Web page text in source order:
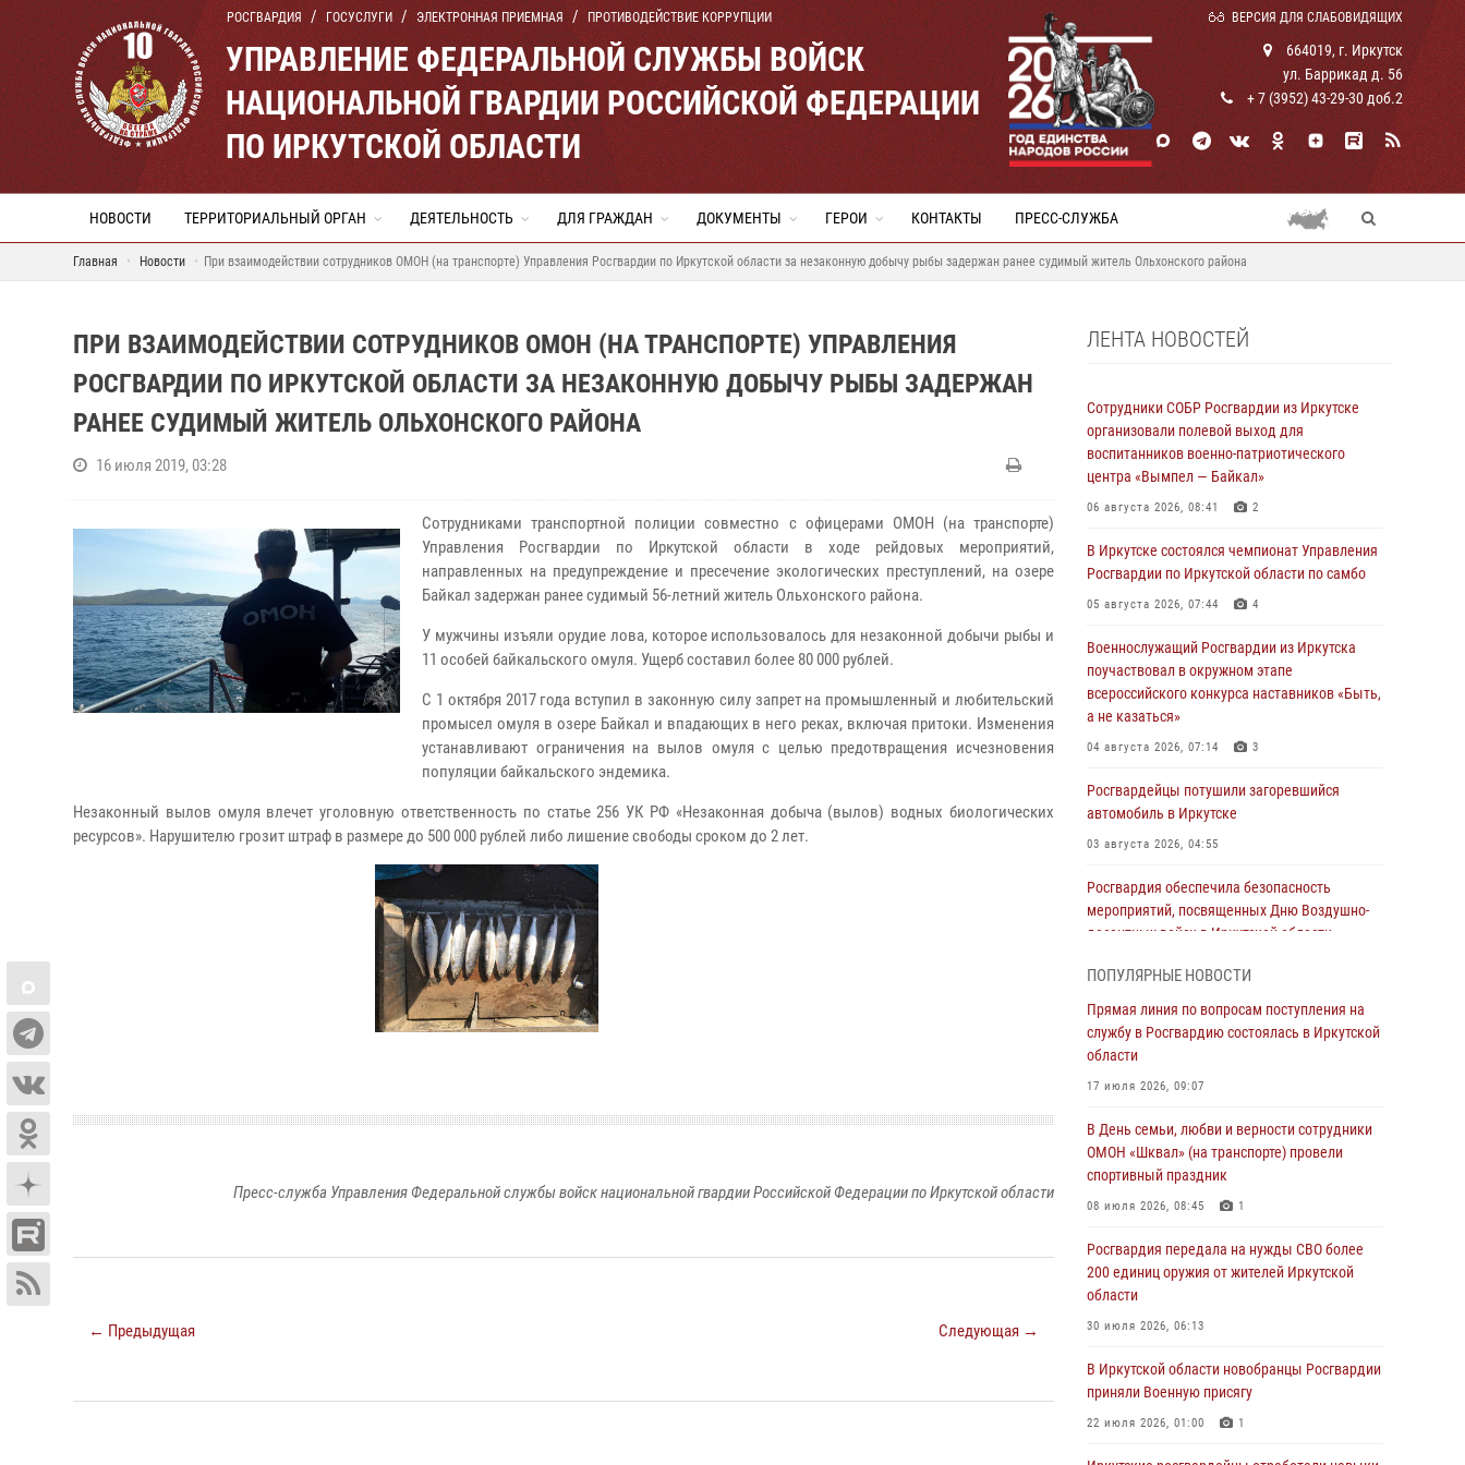
РОСГВАРДИЯ ГОСУСЛУГИ ЭЛЕКТРОННАЯ ПРИЕМНАЯ ПРОТИВОДЕЙСТВИЕ КОРРУПЦИИ ВЕРСИЯ ДЛЯ СЛАБОВИДЯЩИХ
УПРАВЛЕНИЕ ФЕДЕРАЛЬНОЙ СЛУЖБЫ ВОЙСК
НАЦИОНАЛЬНОЙ ГВАРДИИ РОССИЙСКОЙ ФЕДЕРАЦИИ
ПО ИРКУТСКОЙ ОБЛАСТИ
664019, г. Иркутск
ул. Баррикад д. 56
+ 7 (3952) 43-29-30 доб.2
НОВОСТИ ТЕРРИТОРИАЛЬНЫЙ ОРГАН ДЕЯТЕЛЬНОСТЬ ДЛЯ ГРАЖДАН ДОКУМЕНТЫ ГЕРОИ КОНТАКТЫ ПРЕСС-СЛУЖБА
Главная Новости При взаимодействии сотрудников ОМОН (на транспорте) Управления Росгвардии по Иркутской области за незаконную добычу рыбы задержан ранее судимый житель Ольхонского района
ПРИ ВЗАИМОДЕЙСТВИИ СОТРУДНИКОВ ОМОН (НА ТРАНСПОРТЕ) УПРАВЛЕНИЯ
РОСГВАРДИИ ПО ИРКУТСКОЙ ОБЛАСТИ ЗА НЕЗАКОННУЮ ДОБЫЧУ РЫБЫ ЗАДЕРЖАН
РАНЕЕ СУДИМЫЙ ЖИТЕЛЬ ОЛЬХОНСКОГО РАЙОНА
16 июля 2019, 03:28
Сотрудниками транспортной полиции совместно с офицерами ОМОН (на транспорте)
Управления Росгвардии по Иркутской области в ходе рейдовых мероприятий,
направленных на предупреждение и пресечение экологических преступлений, на озере
Байкал задержан ранее судимый 56-летний житель Ольхонского района.
У мужчины изъяли орудие лова, которое использовалось для незаконной добычи рыбы и
11 особей байкальского омуля. Ущерб составил более 80 000 рублей.
С 1 октября 2017 года вступил в законную силу запрет на промышленный и любительский
промысел омуля в озере Байкал и впадающих в него реках, включая притоки. Изменения
устанавливают ограничения на вылов омуля с целью предотвращения исчезновения
популяции байкальского эндемика.
Незаконный вылов омуля влечет уголовную ответственность по статье 256 УК РФ «Незаконная добыча (вылов) водных биологических
ресурсов». Нарушителю грозит штраф в размере до 500 000 рублей либо лишение свободы сроком до 2 лет.
Пресс-служба Управления Федеральной службы войск национальной гвардии Российской Федерации по Иркутской области
← Предыдущая Следующая →
ЛЕНТА НОВОСТЕЙ
Сотрудники СОБР Росгвардии из Иркутске
организовали полевой выход для
воспитанников военно-патриотического
центра «Вымпел — Байкал»
06 августа 2026, 08:41 2
В Иркутске состоялся чемпионат Управления
Росгвардии по Иркутской области по самбо
05 августа 2026, 07:44 4
Военнослужащий Росгвардии из Иркутска
поучаствовал в окружном этапе
всероссийского конкурса наставников «Быть,
а не казаться»
04 августа 2026, 07:14 3
Росгвардейцы потушили загоревшийся
автомобиль в Иркутске
03 августа 2026, 04:55
Росгвардия обеспечила безопасность
мероприятий, посвященных Дню Воздушно-
десантных войск в Иркутской области
Росгвардейцы из Братска присоединились к
донорской акции «От сердца к сердцу»
(видео)
31 июля 2026, 04:37
Сотрудники Росгвардии нашли и вернули
родственникам пропавшую пожилую
женщину в Иркутске
30 июля 2026, 07:37
Росгвардия передала на нужды СВО более
200 единиц оружия от жителей Иркутской
области
30 июля 2026, 06:13
При силовой поддержке СОБР Росгвардии в
Иркутской области провели рейды по
соблюдению миграционного
ПОПУЛЯРНЫЕ НОВОСТИ
Прямая линия по вопросам поступления на
службу в Росгвардию состоялась в Иркутской
области
17 июля 2026, 09:07
В День семьи, любви и верности сотрудники
ОМОН «Шквал» (на транспорте) провели
спортивный праздник
08 июля 2026, 08:45 1
Росгвардия передала на нужды СВО более
200 единиц оружия от жителей Иркутской
области
30 июля 2026, 06:13
В Иркутской области новобранцы Росгвардии
приняли Военную присягу
22 июля 2026, 01:00 1